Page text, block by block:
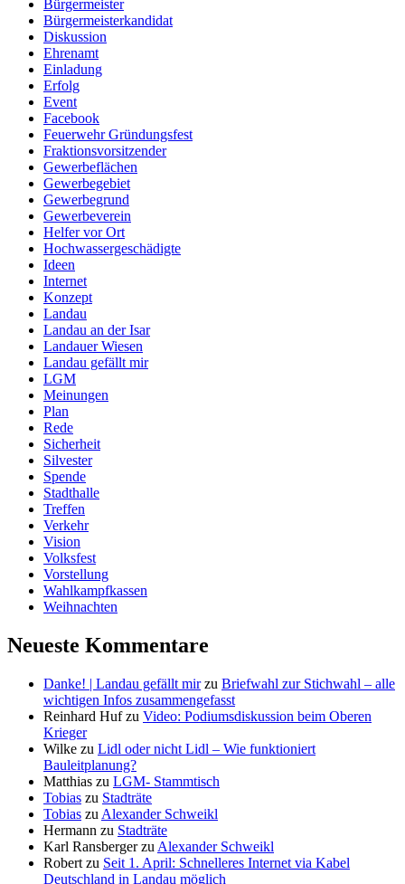
Bürgermeister
Bürgermeisterkandidat
Diskussion
Ehrenamt
Einladung
Erfolg
Event
Facebook
Feuerwehr Gründungsfest
Fraktionsvorsitzender
Gewerbeflächen
Gewerbegebiet
Gewerbegrund
Gewerbeverein
Helfer vor Ort
Hochwassergeschädigte
Ideen
Internet
Konzept
Landau
Landau an der Isar
Landauer Wiesen
Landau gefällt mir
LGM
Meinungen
Plan
Rede
Sicherheit
Silvester
Spende
Stadthalle
Treffen
Verkehr
Vision
Volksfest
Vorstellung
Wahlkampfkassen
Weihnachten
Neueste Kommentare
Danke! | Landau gefällt mirzu Briefwahl zur Stichwahl – alle
wichtigen Infos zusammengefasst
Reinhard Hufzu Video: Podiumsdiskussion beim Oberen
Krieger
Wilke zu Lidl oder nicht Lidl – Wie funktioniert
Bauleitplanung?
Matthias zu LGM- Stammtisch
Tobias zu Stadträte
Tobias zu Alexander Schweikl
Hermann zu Stadträte
Karl Ransbergerzu Alexander Schweikl
Robert zu Seit 1. April: Schnelleres Internet via Kabel
Deutschland in Landau möglich